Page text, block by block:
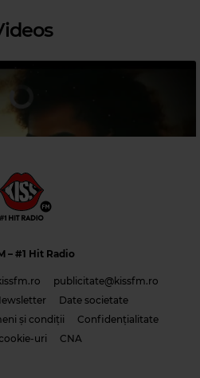
Solo tu -1
– #1 Hit Radio
publicitate@kissfm.ro
Date societate
și condiții
Confidențialitate
uri
CNA